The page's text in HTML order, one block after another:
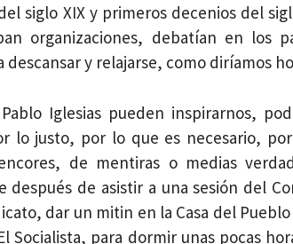
siglo XIX y primeros decenios del
organizaciones, debatían en los
y relajarse, como diríamos
Iglesias pueden inspirarnos,
lo justo, por lo que es necesario,
de mentiras o medias
después de asistir a una sesión del
dar un mitin en la Casa del
Socialista, para dormir unas pocas